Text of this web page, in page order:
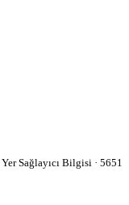
Yer Sağlayıcı Bilgisi · 5651